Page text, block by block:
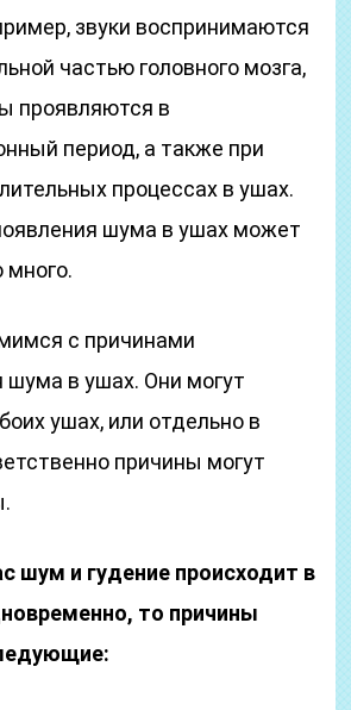
звуки воспринимаются
частью головного мозга,
проявляются в
период, а также при
процессах в ушах.
шума в ушах может
много.
с причинами
шума в ушах. Они могут
ушах, или отдельно в
причины могут
шум и гудение происходит в
то причины